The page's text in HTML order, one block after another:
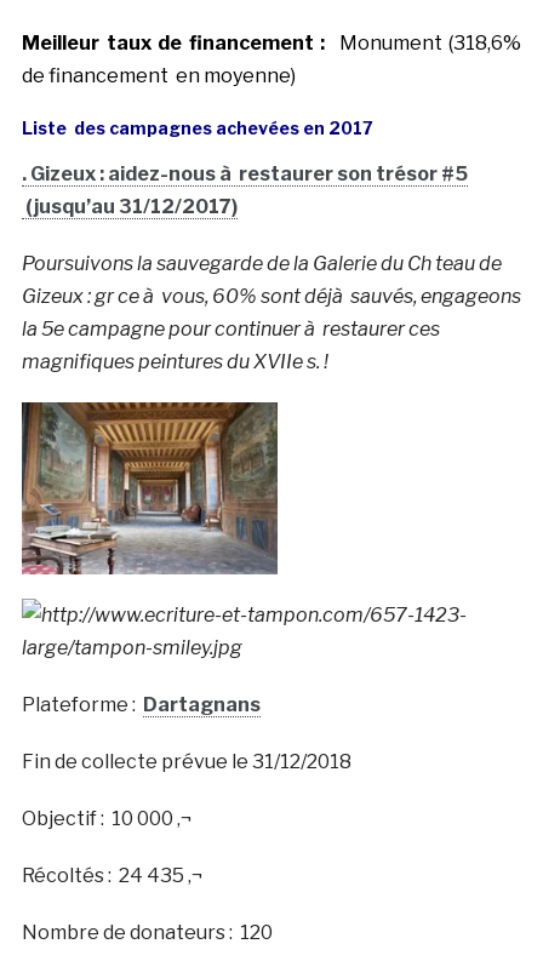
Meilleur taux de financement : Monument (318,6%
de financement en moyenne)
Liste des campagnes achevées en 2017
. Gizeux : aidez-nous à restaurer son trésor #5
(jusqu’au 31/12/2017)
Poursuivons la sauvegarde de la Galerie du Ch teau de
Gizeux : gr ce à vous, 60% sont déjà sauvés, engageons
la 5e campagne pour continuer à restaurer ces
magnifiques peintures du XVIIe s. !
Plateforme : Dartagnans
Fin de collecte prévue le 31/12/2018
Objectif : 10 000 ‚¬
Récoltés : 24 435 ‚¬
Nombre de donateurs : 120